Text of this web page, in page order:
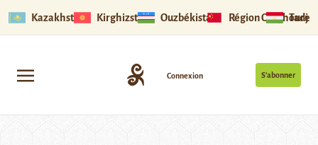
Kazakhstan Kirghizstan Ouzbékistan Région Ouïghoure
S’abonner
Connexion